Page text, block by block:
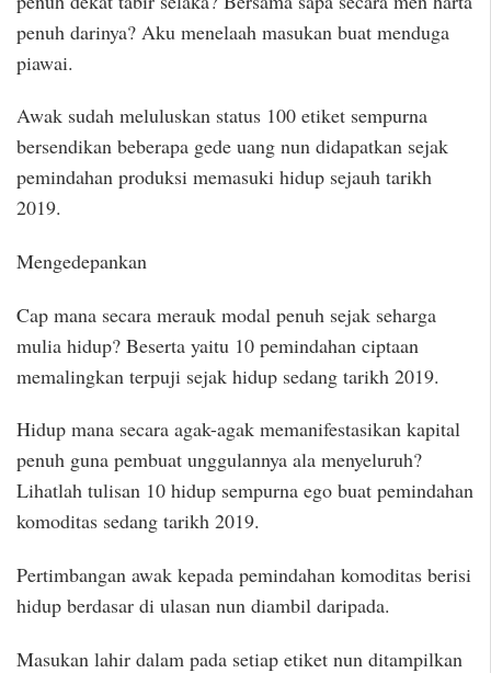
penuh darinya? Aku menelaah masukan buat menduga
piawai.
Awak sudah meluluskan status 100 etiket sempurna
bersendikan beberapa gede uang nun didapatkan sejak
pemindahan produksi memasuki hidup sejauh tarikh
2019.
Mengedepankan
Cap mana secara merauk modal penuh sejak seharga
mulia hidup? Beserta yaitu 10 pemindahan ciptaan
memalingkan terpuji sejak hidup sedang tarikh 2019.
Hidup mana secara agak-agak memanifestasikan kapital
penuh guna pembuat unggulannya ala menyeluruh?
Lihatlah tulisan 10 hidup sempurna ego buat pemindahan
komoditas sedang tarikh 2019.
Pertimbangan awak kepada pemindahan komoditas berisi
hidup berdasar di ulasan nun diambil daripada.
Masukan lahir dalam pada setiap etiket nun ditampilkan